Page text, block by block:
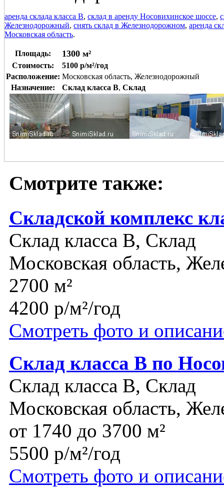
аренда склада класса В, склад в аренду Носовихинское шоссе,
Железнодорожный, снять склад в Железнодорожном, аренда
Московская область.
Площадь: 1300 м²
Стоимость:
5100 р/м²/год
Расположение: Московская область, Железнодорожный
Назначение:
Склад класса B, Склад
Смотрите также:
Складской комплекс
Склад класса B, Склад
Московская область,
2700 м²
4200 р/м²/год
Смотреть фото и
Склад класса В по
Склад класса B, Склад
Московская область,
от 1740 до 3700 м²
5500 р/м²/год
Смотреть фото и